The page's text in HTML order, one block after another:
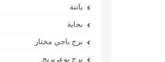
باتنة
بجاية
برج باجي مختار
برج بوعريريج